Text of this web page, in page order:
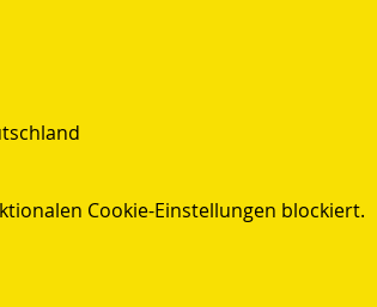
Cookie-Einstellungen blockiert.